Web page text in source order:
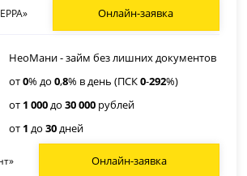
Онлайн-заявка
НеоМани - займ без лишних документов
от0% до0,8% в день (ПСК0-292%)
от 1 000до30 000 рублей
от 1 до30дней
Онлайн-заявка